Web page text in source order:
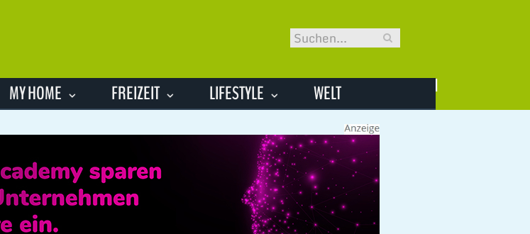
MY HOME FREIZEIT LIFESTYLE WELT